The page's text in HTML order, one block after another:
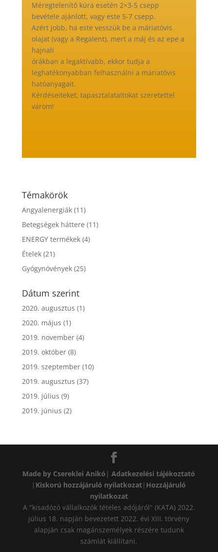
Méregtelenítő kúra esetén 2×3-5 csepp
bevétele ajánlott, vagy este 5-7 csepp.
Azért jobb, ha este vesszük be a máriatövis
olajat (vagy a Regalent), mert a máj és az epe a
hajnali
órákban a legaktívabb, ekkor tudja a
leghatékonyabban felhasználni a máriatövis
hatóanyagait.
Kérdéseiteket, tapasztalataitokat szeretettel
várom!
Témakörök
Angyalenergiák(11)
Betegségek háttere (11)
ENERGY termékek(4)
Ételek(21)
Gyógynövények(25)
Dátum szerint
2020. augusztus (1)
2020. május (1)
2019. november(4)
2019. október(8)
2019. szeptember(10)
2019. augusztus (37)
2019. július (9)
2019. június (2)
Made by Csereklei Anikó |Adatkezelési tájékoztató
| Kiskorú hozzájáruló nyilatkozat| Hozzájáruló
nyilatkozat
A "kisadózó vállalkozók tételes adójáról" (KATA) 2022.
július 18. napján bevezetett 2022. évi XIII. törvény
alapján csak magánszemélyek részére tudunk
számlát kiállítani.